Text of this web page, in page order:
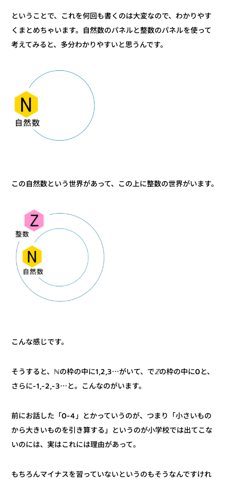
ということで、これを何回も書くのは大変なので、わかりやす
くまとめちゃいます。自然数のパネルと整数のパネルを使って
考えてみると、多分わかりやすいと思うんです。
この自然数という世界があって、この上に整数の世界がいます。
こんな感じです。
そうすると、ℕの枠の中に1,2,3⋯がいて、でℤの枠の中に0と、
さらに-1,-2,-3⋯と。こんなのがいます。
前にお話した「0-4」とかっていうのが、つまり「小さいもの
から大きいものを引き算する」というのが小学校では出てこな
いのには、実はこれには理由があって。
もちろんマイナスを習っていないというのもそうなんですけれ